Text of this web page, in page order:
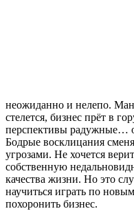
неожиданно и нелепо.
стелется, бизнес прёт в
перспективы радужные…
Бодрые восклицания
угрозами. Не хочется
собственную
качества жизни. Но это
научиться играть по
похоронить бизнес.